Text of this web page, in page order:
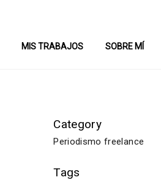
MIS TRABAJOS SOBRE MÍ
Category
Periodismo freelance
Tags